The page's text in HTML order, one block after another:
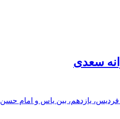
سعدی
یازدهم، بین یاس و امام حسن